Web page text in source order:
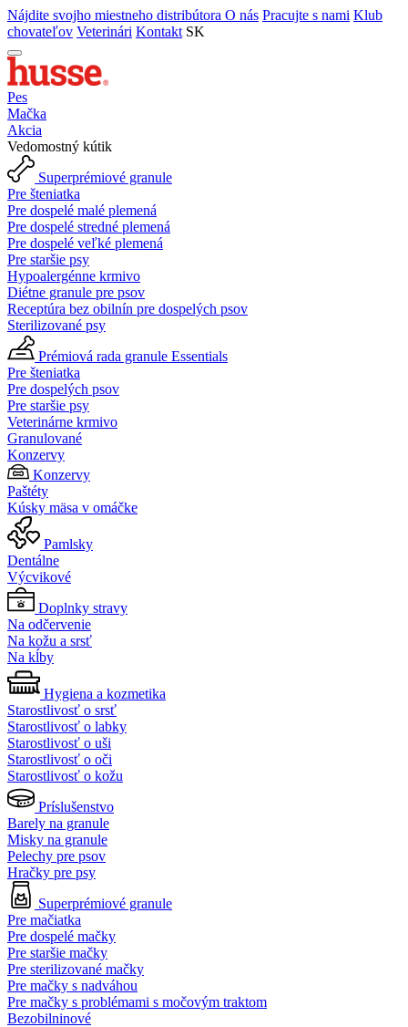
Nájdite svojho miestneho distribútora O nás Pracujte s nami Klub
chovateľov Veterinári Kontakt SK
Pes
Mačka
Akcia
Vedomostný kútik
Superprémiové granule
Pre šteniatka
Pre dospelé malé plemená
Pre dospelé stredné plemená
Pre dospelé veľké plemená
Pre staršie psy
Hypoalergénne krmivo
Diétne granule pre psov
Receptúra bez obilnín pre dospelých psov
Sterilizované psy
Prémiová rada granule Essentials
Pre šteniatka
Pre dospelých psov
Pre staršie psy
Veterinárne krmivo
Granulované
Konzervy
Konzervy
Paštéty
Kúsky mäsa v omáčke
Pamlsky
Dentálne
Výcvikové
Doplnky stravy
Na odčervenie
Na kožu a srsť
Na kĺby
Hygiena a kozmetika
Starostlivosť o srsť
Starostlivosť o labky
Starostlivosť o uši
Starostlivosť o oči
Starostlivosť o kožu
Príslušenstvo
Barely na granule
Misky na granule
Pelechy pre psov
Hračky pre psy
Superprémiové granule
Pre mačiatka
Pre dospelé mačky
Pre staršie mačky
Pre sterilizované mačky
Pre mačky s nadváhou
Pre mačky s problémami s močovým traktom
Bezobilninové